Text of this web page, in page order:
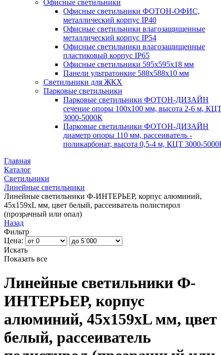
Офисные светильники
Офисные светильники ФОТОН-ОФИС,
металлический корпус IP40
Офисные светильники влагозащищенные
металлический корпус IP54
Офисные светильники влагозащищенные
пластиковый корпус IP65
Офисные светильники 595х595х18 мм
Панели ультратонкие 588х588х10 мм
Светильники для ЖКХ
Парковые светильники
Парковые светильники ФОТОН-ДИЗАЙН
сечение опоры 100х100 мм, высота 2-6 м,
3000-5000К
Парковые светильники ФОТОН-ДИЗАЙН
диаметр опоры 110 мм, рассеиватель -
поликарбонат, высота 0,5-4 м, КЦТ 3000-
Главная
Каталог
Светильники
Линейные светильники
Линейные светильники Ф-ИНТЕРЬЕР, корпус алюминий,
45х159хL мм, цвет белый, рассеиватель полистирол
(прозрачный или опал)
Назад
Фильтр
Цена:
Искать
Показать все
Линейные светильники Ф-
ИНТЕРЬЕР, корпус
алюминий, 45х159хL мм, цвет
белый, рассеиватель